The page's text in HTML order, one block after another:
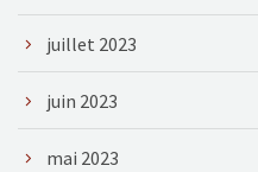
juillet 2023
juin 2023
mai 2023